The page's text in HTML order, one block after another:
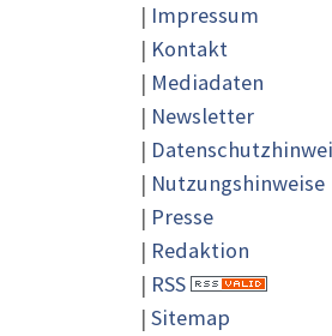
| Impressum
| Kontakt
| Mediadaten
| Newsletter
|
| Nutzungshinweise
| Presse
| Redaktion
| RSS
| Sitemap